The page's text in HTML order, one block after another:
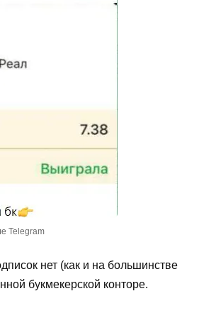
Telegram
нет (как и на большинстве
букмекерской конторе.